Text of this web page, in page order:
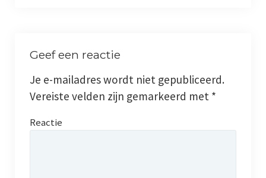
Bingelrade
Wat publiceerden de kranten over onze kernen
Foto en film
Geef een reactie
Je e-mailadres wordt niet gepubliceerd.
Vereiste velden zijn gemarkeerd met *
Reactie